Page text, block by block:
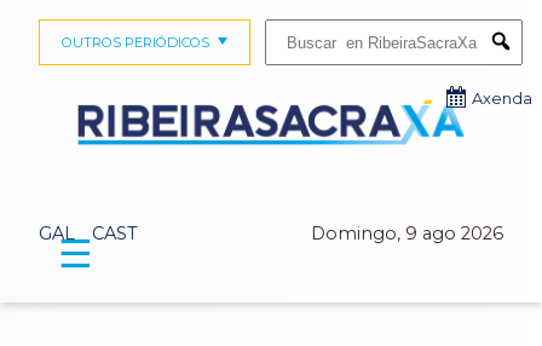
GAL CAST Domingo, 9 ago 2026
OUTROS PERIÓDICOS
Axenda
☰